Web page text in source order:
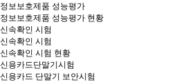
정보보호제품 성능평가
정보보호제품 성능평가 현황
신속확인 시험
신속확인 시험
신속확인 시험 현황
신용카드단말기시험
신용카드 단말기 보안시험